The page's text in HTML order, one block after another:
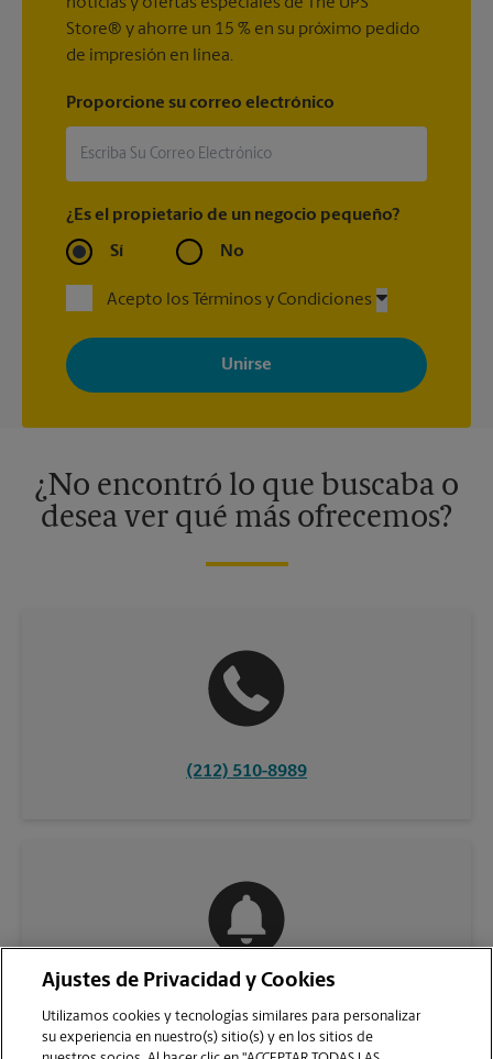
Store® y ahorre un 15 % en su próximo pedido
de impresión en línea.
Proporcione su correo electrónico
¿Es el propietario de un negocio pequeño?
Sí No
Acepto los Términos y Condiciones
Al registrarse, acepta recibir correos electrónicos de The UPS
Store con noticias, ofertas especiales, promociones y mensajes
adaptados a sus intereses. Puede darse de baja en cualquier
momento. Para más información, consulte nuestra política de
¿No encontró lo que buscaba o
desea ver qué más ofrecemos?
(212) 510-8989
Ajustes de Privacidad y Cookies
Utilizamos cookies y tecnologías similares para personalizar
su experiencia en nuestro(s) sitio(s) y en los sitios de